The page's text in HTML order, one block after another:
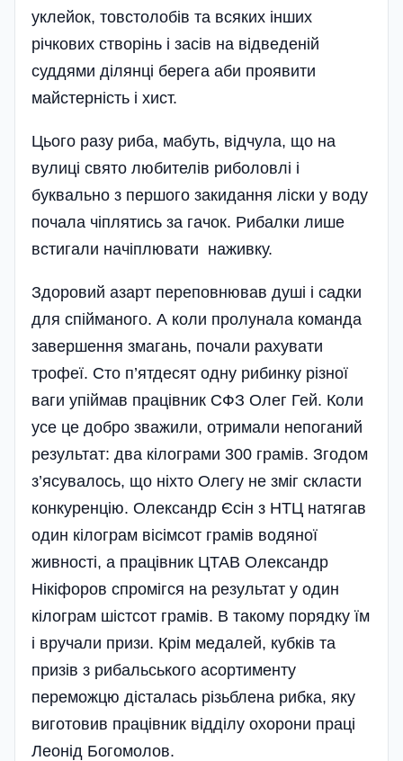
уклейок, товстолобів та всяких інших
річкових створінь і засів на відведеній
суддями ділянці берега аби проявити
майстерність і хист.
Цього разу риба, мабуть, відчула, що на
вулиці свято любителів риболовлі і
буквально з першого закидання ліски у воду
почала чіплятись за гачок. Рибалки лише
встигали начіплювати наживку.
Здоровий азарт переповнював душі і садки
для спійманого. А коли пролунала команда
завершення змагань, почали рахувати
трофеї. Сто п’ятдесят одну рибинку різної
ваги упіймав працівник СФЗ Олег Гей. Коли
усе це добро зважили, отримали непоганий
результат: два кілограми 300 грамів. Згодом
з’ясувалось, що ніхто Олегу не зміг скласти
конкуренцію. Олександр Єсін з НТЦ натягав
один кілограм вісімсот грамів водяної
живності, а працівник ЦТАВ Олександр
Нікіфоров спромігся на результат у один
кілограм шістсот грамів. В такому порядку їм
і вручали призи. Крім медалей, кубків та
призів з рибальського асортименту
переможцю дісталась різьблена рибка, яку
виготовив працівник відділу охорони праці
Леонід Богомолов.